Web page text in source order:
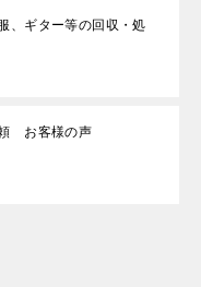
、ギター等の回収・処
お客様の声